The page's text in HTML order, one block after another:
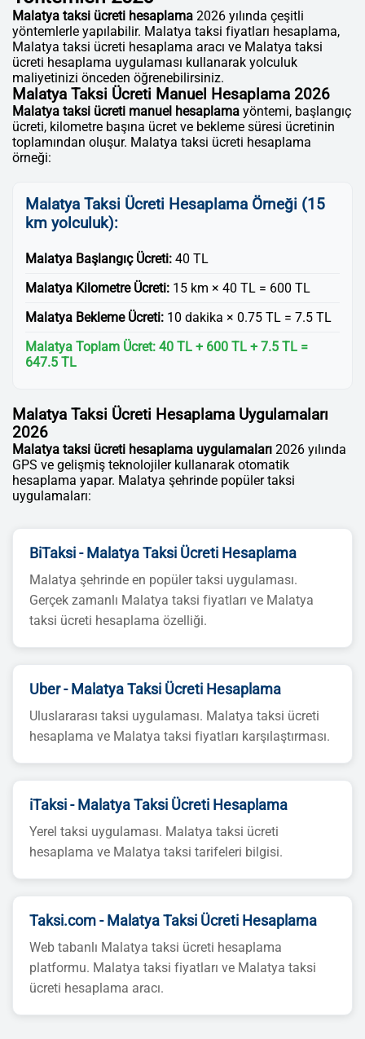
Malatya taksi ücreti hesaplama 2026 yılında çeşitli
yöntemlerle yapılabilir. Malatya taksi fiyatları hesaplama,
Malatya taksi ücreti hesaplama aracı ve Malatya taksi
ücreti hesaplama uygulaması kullanarak yolculuk
maliyetinizi önceden öğrenebilirsiniz.
Malatya Taksi Ücreti Manuel Hesaplama 2026
Malatya taksi ücreti manuel hesaplama yöntemi, başlangıç
ücreti, kilometre başına ücret ve bekleme süresi ücretinin
toplamından oluşur. Malatya taksi ücreti hesaplama
örneği:
Malatya Taksi Ücreti Hesaplama Örneği (15
km yolculuk):
Malatya Başlangıç Ücreti: 40 TL
Malatya Kilometre Ücreti: 15 km × 40 TL = 600 TL
Malatya Bekleme Ücreti: 10 dakika × 0.75 TL = 7.5 TL
Malatya Toplam Ücret: 40 TL + 600 TL + 7.5 TL =
647.5 TL
Malatya Taksi Ücreti Hesaplama Uygulamaları
2026
Malatya taksi ücreti hesaplama uygulamaları 2026 yılında
GPS ve gelişmiş teknolojiler kullanarak otomatik
hesaplama yapar. Malatya şehrinde popüler taksi
uygulamaları:
BiTaksi - Malatya Taksi Ücreti Hesaplama
Malatya şehrinde en popüler taksi uygulaması.
Gerçek zamanlı Malatya taksi fiyatları ve Malatya
taksi ücreti hesaplama özelliği.
Uber - Malatya Taksi Ücreti Hesaplama
Uluslararası taksi uygulaması. Malatya taksi ücreti
hesaplama ve Malatya taksi fiyatları karşılaştırması.
iTaksi - Malatya Taksi Ücreti Hesaplama
Yerel taksi uygulaması. Malatya taksi ücreti
hesaplama ve Malatya taksi tarifeleri bilgisi.
Taksi.com - Malatya Taksi Ücreti Hesaplama
Web tabanlı Malatya taksi ücreti hesaplama
platformu. Malatya taksi fiyatları ve Malatya taksi
ücreti hesaplama aracı.